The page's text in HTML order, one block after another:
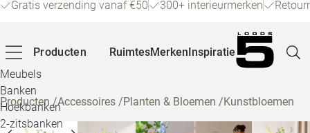
Gratis verzending vanaf €50 300+ interieurmerken
Producten
Meubels
Banken
Hoekbanken
2-zitsbanken
RuimtesMerkenInspiratie
Producten/Accessoires /Planten & Bloemen /Kunstbloemen